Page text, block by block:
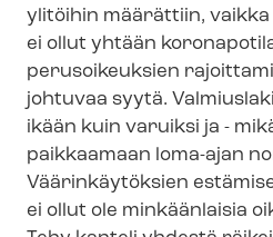
ylitöihin määrättiin, vaikka
ei ollut yhtään
perusoikeuksien
johtuvaa syytä.
ikään kuin varuiksi ja -
paikkaamaan loma-ajan
Väärinkäytöksien
ei ollut ole minkäänlaisia